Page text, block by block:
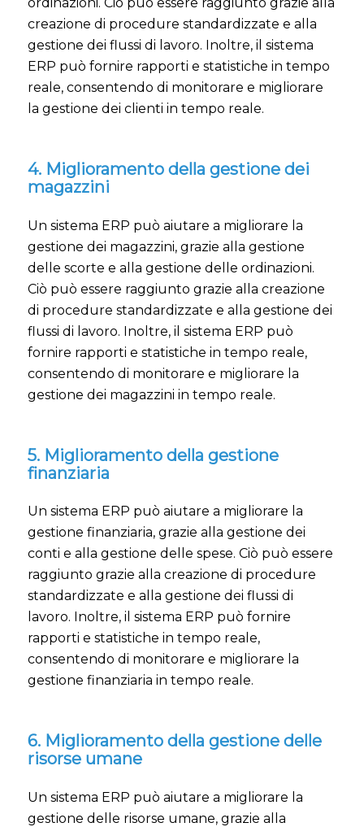
creazione di procedure standardizzate e alla
gestione dei flussi di lavoro. Inoltre, il sistema
ERP può fornire rapporti e statistiche in tempo
reale, consentendo di monitorare e migliorare
la gestione dei clienti in tempo reale.
4. Miglioramento della gestione dei
magazzini
Un sistema ERP può aiutare a migliorare la
gestione dei magazzini, grazie alla gestione
delle scorte e alla gestione delle ordinazioni.
Ciò può essere raggiunto grazie alla creazione
di procedure standardizzate e alla gestione dei
flussi di lavoro. Inoltre, il sistema ERP può
fornire rapporti e statistiche in tempo reale,
consentendo di monitorare e migliorare la
gestione dei magazzini in tempo reale.
5. Miglioramento della gestione
finanziaria
Un sistema ERP può aiutare a migliorare la
gestione finanziaria, grazie alla gestione dei
conti e alla gestione delle spese. Ciò può essere
raggiunto grazie alla creazione di procedure
standardizzate e alla gestione dei flussi di
lavoro. Inoltre, il sistema ERP può fornire
rapporti e statistiche in tempo reale,
consentendo di monitorare e migliorare la
gestione finanziaria in tempo reale.
6. Miglioramento della gestione delle
risorse umane
Un sistema ERP può aiutare a migliorare la
gestione delle risorse umane, grazie alla